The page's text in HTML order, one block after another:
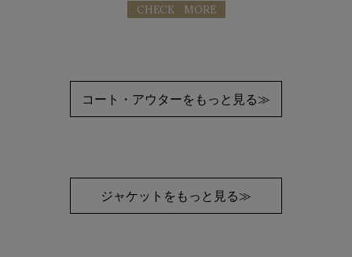
CHECK MORE
コート・アウターをもっと見る≫
ジャケットをもっと見る≫